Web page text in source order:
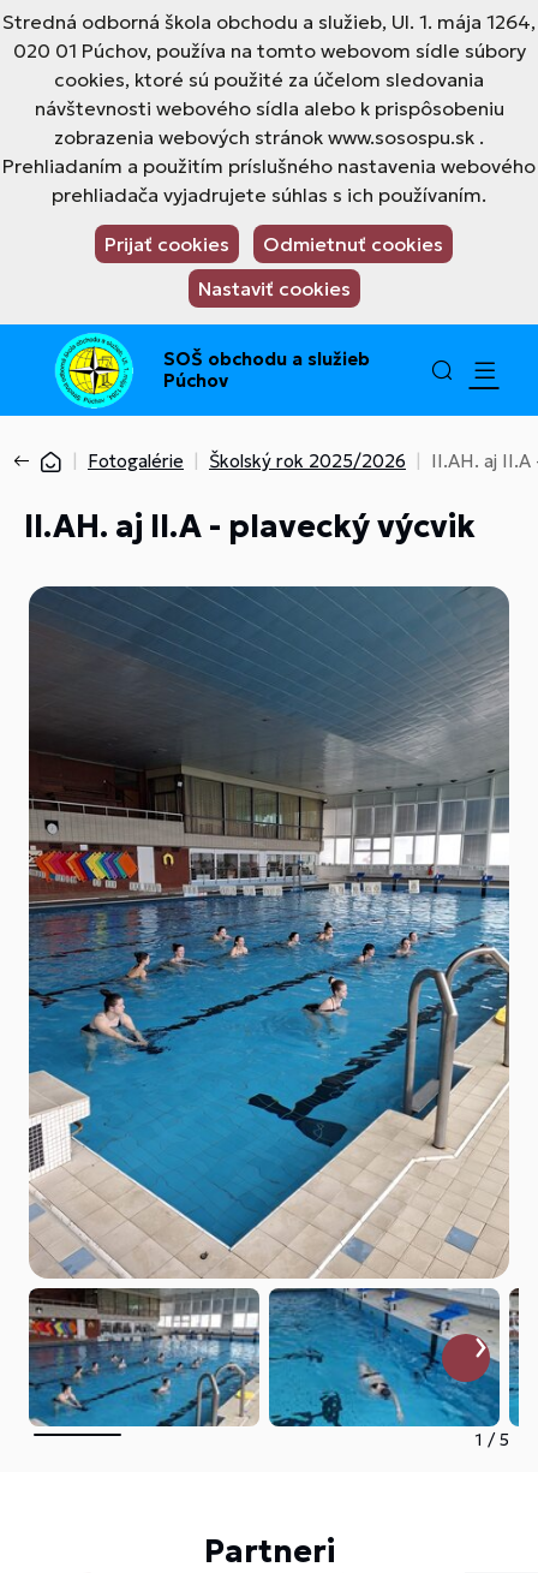
Stredná odborná škola obchodu a služieb, Ul. 1. mája 1264,
020 01 Púchov, používa na tomto webovom sídle súbory
cookies, ktoré sú použité za účelom sledovania
návštevnosti webového sídla alebo k prispôsobeniu
zobrazenia webových stránok www.sosospu.sk .
Prehliadaním a použitím príslušného nastavenia webového
prehliadača vyjadrujete súhlas s ich používaním.
Prijať cookies
Odmietnuť cookies
Nastaviť cookies
SOŠ obchodu a služieb
Púchov
Fotogalérie Školský rok 2025/2026 II.AH. aj II.A
II.AH. aj II.A - plavecký výcvik
1 /5
Partneri